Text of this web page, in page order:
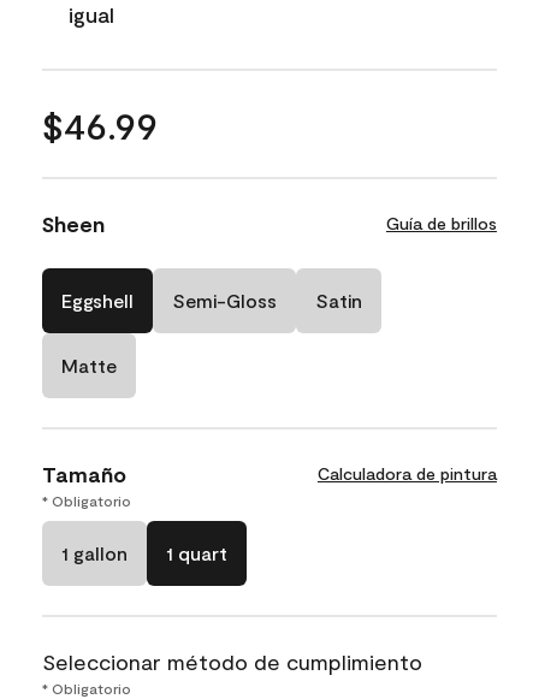
igual
$46.99
Sheen Guía de brillos
Eggshell Semi-Gloss Satin
Matte
Tamaño Calculadora de pintura
* Obligatorio
1 gallon 1 quart
Seleccionar método de cumplimiento
* Obligatorio